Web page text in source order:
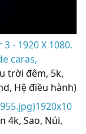
- 1920 X 1080.
caras,
trời đêm, 5k,
Hệ điều hành)
4k, Sao, Núi,